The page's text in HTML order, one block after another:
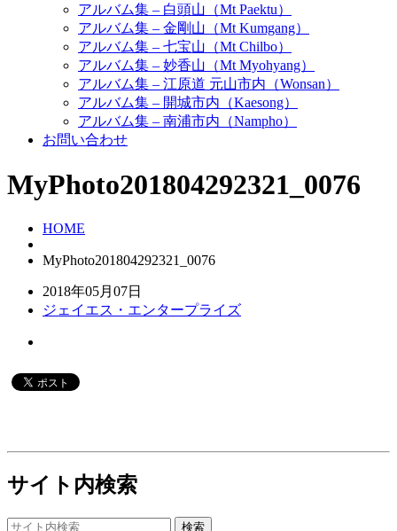
アルバム集 – 白頭山（Mt Paektu）
アルバム集 – 金剛山（Mt Kumgang）
アルバム集 – 七宝山（Mt Chilbo）
アルバム集 – 妙香山（Mt Myohyang）
アルバム集 – 江原道 元山市内（Wonsan）
アルバム集 – 開城市内（Kaesong）
アルバム集 – 南浦市内（Nampho）
お問い合わせ
MyPhoto201804292321_0076
HOME
MyPhoto201804292321_0076
2018年05月07日
ジェイエス・エンタープライズ
サイト内検索